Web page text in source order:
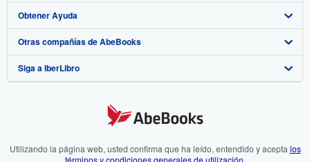
Mi cuenta
Mis pedidos
Ver carrito
Únase a nuestro programa de afiliados
Recomiende un vendedor
Sobre IberLibro
Medios
Empleo
Preferencias de cookies
Aviso de cookies
Obtener Ayuda
Preguntas frecuentes y guías
Atención al Cliente
Otras compañías de AbeBooks
AbeBooks.com
AbeBooks.fr
Siga a IberLibro
Utilizando la página web, usted confirma que ha leído, entendido y acepta los
términos y condiciones generales de utilización